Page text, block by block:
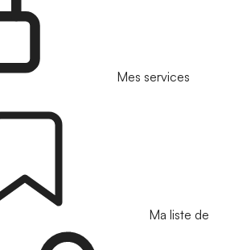
Mes services
Ma liste de